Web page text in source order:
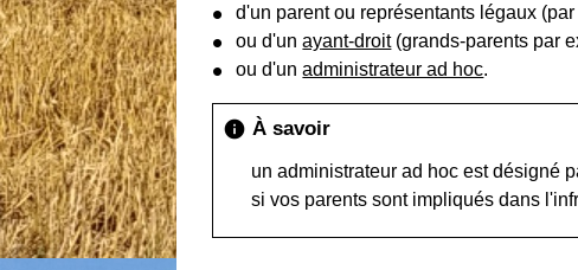
d'un parent ou représentants légaux
ou d'unayant-droit(grands-parents par
ou d'unadministrateur ad hoc.
info À savoir
un administrateur ad hoc est désigné
si vos parents sont impliqués dans